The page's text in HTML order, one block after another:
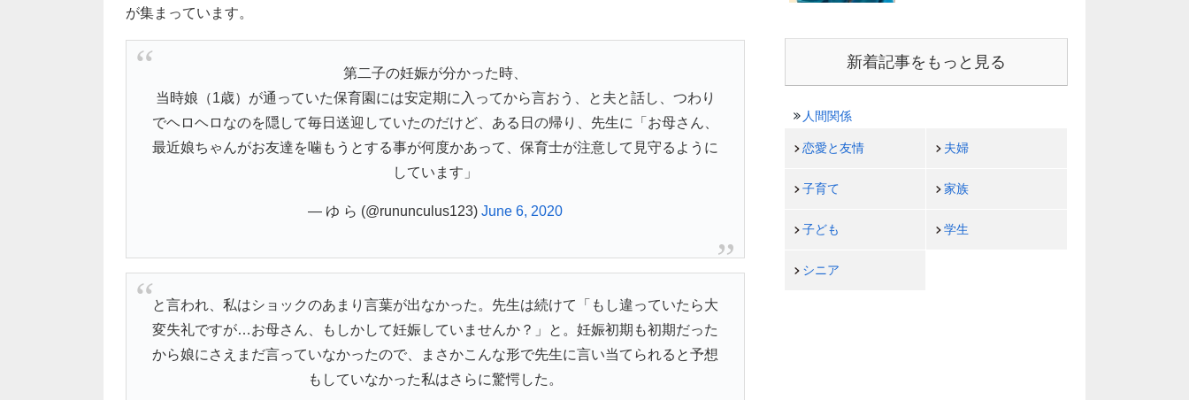
が集まっています。
第二子の妊娠が分かった時、
当時娘（1歳）が通っていた保育園には安定期に入ってから言おう、と夫と話し、つわり
でヘロヘロなのを隠して毎日送迎していたのだけど、ある日の帰り、先生に「お母さん、
最近娘ちゃんがお友達を噛もうとする事が何度かあって、保育士が注意して見守るように
しています」
— ゆ ら (@rununculus123) June 6, 2020
と言われ、私はショックのあまり言葉が出なかった。先生は続けて「もし違っていたら大
変失礼ですが…お母さん、もしかして妊娠していませんか？」と。妊娠初期も初期だった
から娘にさえまだ言っていなかったので、まさかこんな形で先生に言い当てられると予想
もしていなかった私はさらに驚愕した。
新着記事をもっと見る
人間関係
恋愛と友情 夫婦
子育て 家族
子ども 学生
シニア